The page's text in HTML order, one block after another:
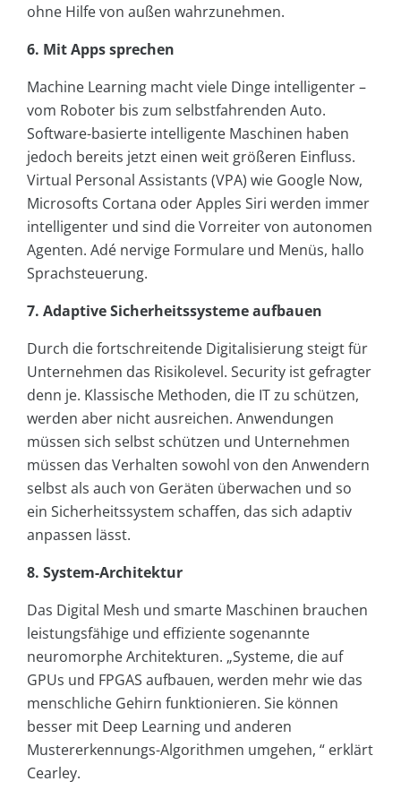
ohne Hilfe von außen wahrzunehmen.
6. Mit Apps sprechen
Machine Learning macht viele Dinge intelligenter –
vom Roboter bis zum selbstfahrenden Auto.
Software-basierte intelligente Maschinen haben
jedoch bereits jetzt einen weit größeren Einfluss.
Virtual Personal Assistants (VPA) wie Google Now,
Microsofts Cortana oder Apples Siri werden immer
intelligenter und sind die Vorreiter von autonomen
Agenten. Adé nervige Formulare und Menüs, hallo
Sprachsteuerung.
7. Adaptive Sicherheitssysteme aufbauen
Durch die fortschreitende Digitalisierung steigt für
Unternehmen das Risikolevel. Security ist gefragter
denn je. Klassische Methoden, die IT zu schützen,
werden aber nicht ausreichen. Anwendungen
müssen sich selbst schützen und Unternehmen
müssen das Verhalten sowohl von den Anwendern
selbst als auch von Geräten überwachen und so
ein Sicherheitssystem schaffen, das sich adaptiv
anpassen lässt.
8. System-Architektur
Das Digital Mesh und smarte Maschinen brauchen
leistungsfähige und effiziente sogenannte
neuromorphe Architekturen. „Systeme, die auf
GPUs und FPGAS aufbauen, werden mehr wie das
menschliche Gehirn funktionieren. Sie können
besser mit Deep Learning und anderen
Mustererkennungs-Algorithmen umgehen, “ erklärt
Cearley.